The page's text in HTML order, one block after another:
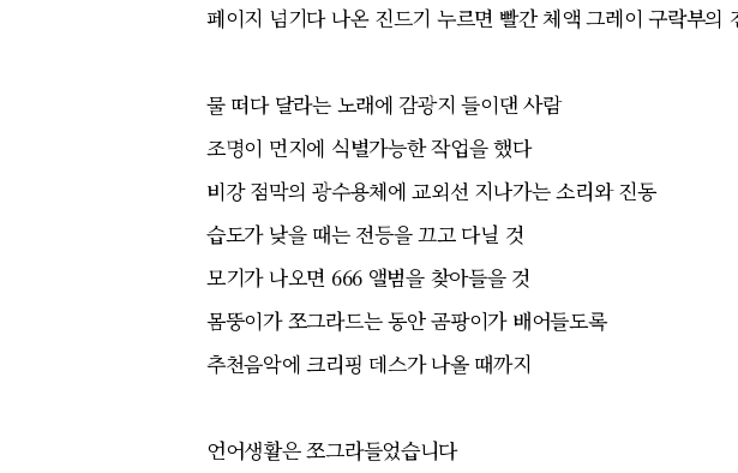
페이지 넘기다 나온 진드기 누르면 빨간 체액 그레이 구락부의
물 떠다 달라는 노래에 감광지 들이댄 사람
조명이 먼지에 식별가능한 작업을 했다
비강 점막의 광수용체에 교외선 지나가는 소리와 진동
습도가 낮을 때는 전등을 끄고 다닐 것
모기가 나오면 666 앨범을 찾아들을 것
몸뚱이가 쪼그라드는 동안 곰팡이가 배어들도록
추천음악에 크리핑 데스가 나올 때까지
언어생활은 쪼그라들었습니다